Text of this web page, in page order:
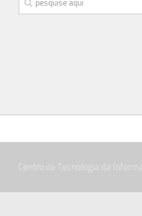
Centro de Tecnologia da